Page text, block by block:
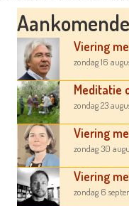
Viering
zondag 16
Meditatie
zondag 23
Viering
zondag 30
Viering
zondag 6